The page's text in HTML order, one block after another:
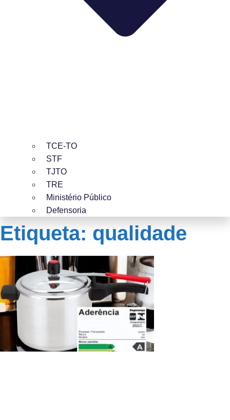
TCE-TO
STF
TJTO
TRE
Ministério Público
Defensoria
Etiqueta: qualidade